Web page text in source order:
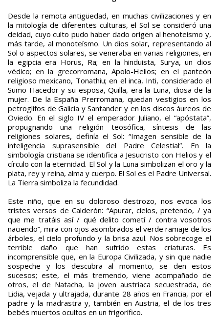
Desde la remota antigüedad, en muchas civilizaciones y en
la mitología de diferentes culturas, el Sol se consideró una
deidad, cuyo culto pudo haber dado origen al henoteísmo y,
más tarde, al monoteísmo. Un dios solar, representando al
Sol o aspectos solares, se veneraba en varias religiones, en
la egipcia era Horus, Ra; en la hinduista, Surya, un dios
védico; en la grecorromana, Apolo-Helios; en el panteón
religioso mexicano, Tonathiu; en el inca, Inti, considerado el
Sumo Hacedor y su esposa, Quilla, era la Luna, diosa de la
mujer. De la España Prerromana, quedan vestigios en los
petroglifos de Galicia y Santander y en los discos áureos de
Oviedo. En el siglo IV el emperador Juliano, el “apóstata”,
propugnando una religión teosófica, síntesis de las
religiones solares, definía el Sol: “Imagen sensible de la
inteligencia suprasensible del Padre Celestial”. En la
simbología cristiana se identifica a Jesucristo con Helios y el
círculo con la eternidad. El Sol y la Luna simbolizan el oro y la
plata, rey y reina, alma y cuerpo. El Sol es el Padre Universal.
La Tierra simboliza la fecundidad.
Este niño, que en su doloroso destrozo, nos evoca los
tristes versos de Calderón: “Apurar, cielos, pretendo, / ya
que me tratáis así / qué delito cometí / contra vosotros
naciendo”, mira con ojos asombrados el verde ramaje de los
árboles, el cielo profundo y la brisa azul. Nos sobrecoge el
terrible daño que han sufrido estas criaturas. Es
incomprensible que, en la Europa Civilizada, y sin que nadie
sospeche y los descubra al momento, se den estos
sucesos; este, el más tremendo, viene acompañado de
otros, el de Natacha, la joven austriaca secuestrada, de
Lidia, vejada y ultrajada, durante 28 años en Francia, por el
padre y la madrastra y, también en Austria, el de los tres
bebés muertos ocultos en un frigorífico.